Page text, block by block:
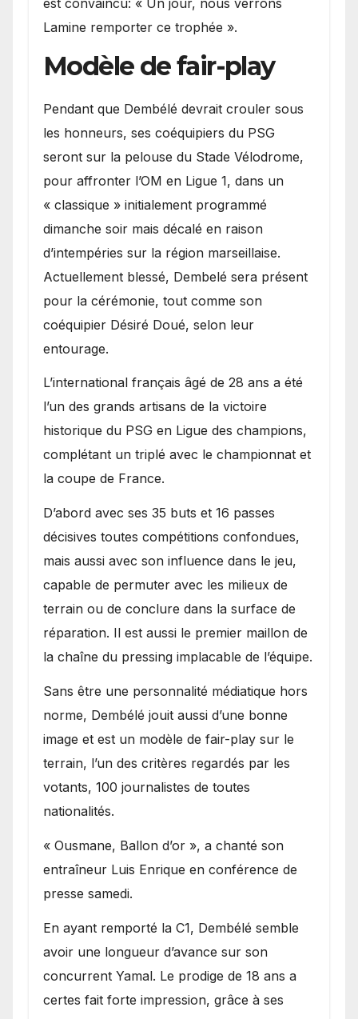
Lamine remporter ce trophée ».
Modèle de fair-play
Pendant que Dembélé devrait crouler sous
les honneurs, ses coéquipiers du PSG
seront sur la pelouse du Stade Vélodrome,
pour affronter l’OM en Ligue 1, dans un
« classique » initialement programmé
dimanche soir mais décalé en raison
d’intempéries sur la région marseillaise.
Actuellement blessé, Dembelé sera présent
pour la cérémonie, tout comme son
coéquipier Désiré Doué, selon leur
entourage.
L’international français âgé de 28 ans a été
l’un des grands artisans de la victoire
historique du PSG en Ligue des champions,
complétant un triplé avec le championnat et
la coupe de France.
D’abord avec ses 35 buts et 16 passes
décisives toutes compétitions confondues,
mais aussi avec son influence dans le jeu,
capable de permuter avec les milieux de
terrain ou de conclure dans la surface de
réparation. Il est aussi le premier maillon de
la chaîne du pressing implacable de l’équipe.
Sans être une personnalité médiatique hors
norme, Dembélé jouit aussi d’une bonne
image et est un modèle de fair-play sur le
terrain, l’un des critères regardés par les
votants, 100 journalistes de toutes
nationalités.
« Ousmane, Ballon d’or », a chanté son
entraîneur Luis Enrique en conférence de
presse samedi.
En ayant remporté la C1, Dembélé semble
avoir une longueur d’avance sur son
concurrent Yamal. Le prodige de 18 ans a
certes fait forte impression, grâce à ses